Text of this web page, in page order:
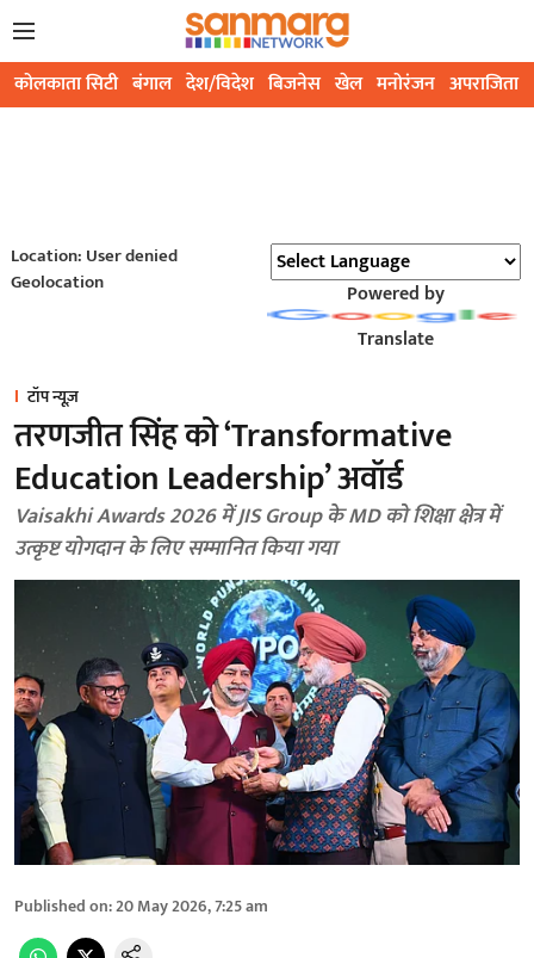
कोलकाता सिटी बंगाल देश/विदेश बिजनेस खेल मनोरंजन अपराजिता
Location: User denied
Geolocation
Powered by
Translate
टॉप न्यूज़
तरणजीत सिंह को ‘Transformative
Education Leadership’ अवॉर्ड
Vaisakhi Awards 2026 में JIS Group के MD को शिक्षा क्षेत्र में
उत्कृष्ट योगदान के लिए सम्मानित किया गया
Published on:20 May 2026, 7:25 am